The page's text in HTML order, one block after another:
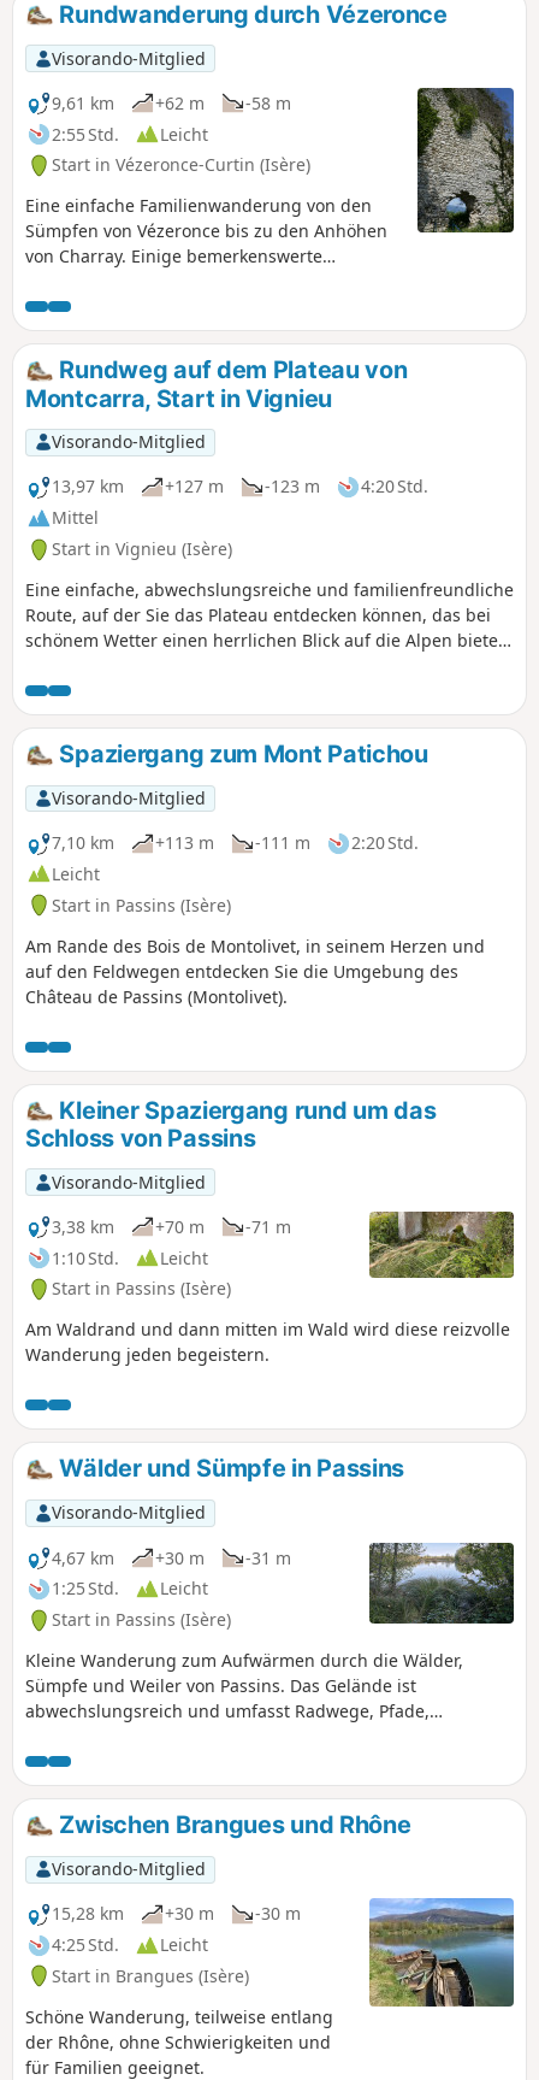
Rundwanderung durch Vézeronce
Visorando-Mitglied
9,61 km
+62 m
-58 m
2:55 Std.
Leicht
Start in Vézeronce-Curtin (Isère)
Eine einfache Familienwanderung von den
Sümpfen von Vézeronce bis zu den Anhöhen
von Charray. Einige bemerkenswerte
Rundweg auf dem Plateau von
Montcarra, Start in Vignieu
Visorando-Mitglied
13,97 km
+127 m -123 m
4:20 Std.
Mittel
Start in Vignieu (Isère)
Eine einfache, abwechslungsreiche und familienfreundliche
Route, auf der Sie das Plateau entdecken können, das bei
schönem Wetter einen herrlichen Blick auf die Alpen bietet.
Spaziergang zum Mont Patichou
Visorando-Mitglied
7,10 km
+113 m -111 m
2:20 Std.
Leicht
Start in Passins (Isère)
Am Rande des Bois de Montolivet, in seinem Herzen und
auf den Feldwegen entdecken Sie die Umgebung des
Château de Passins (Montolivet).
Kleiner Spaziergang rund um das
Schloss von Passins
Visorando-Mitglied
3,38 km
+70 m
-71 m
1:10 Std.
Leicht
Start in Passins (Isère)
Am Waldrand und dann mitten im Wald wird diese reizvolle
Wanderung jeden begeistern.
Wälder und Sümpfe in Passins
Visorando-Mitglied
4,67 km
+30 m
-31 m
1:25 Std.
Leicht
Start in Passins (Isère)
Kleine Wanderung zum Aufwärmen durch die Wälder,
Sümpfe und Weiler von Passins. Das Gelände ist
abwechslungsreich und umfasst Radwege, Pfade,
sehr farbenfroh.
Zwischen Brangues und Rhône
Visorando-Mitglied
15,28 km
+30 m
-30 m
4:25 Std.
Leicht
Start in Brangues (Isère)
Schöne Wanderung, teilweise entlang
der Rhône, ohne Schwierigkeiten und
für Familien geeignet.